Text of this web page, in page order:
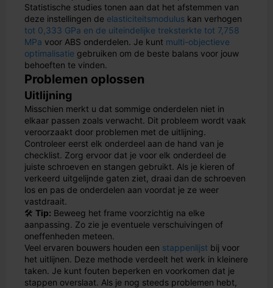
Statistische studies tonen aan dat het afstemmen van
deze instellingen de elasticiteitsmodulus kan verhogen
tot 0,333 GPa en de uiteindelijke treksterkte tot 7,758
MPa voor ABS onderdelen. Je kunt multi-objectieve
optimalisatie gebruiken om de beste balans voor jouw
behoeften te vinden.
Problemen oplossen
Uitlijning
Misschien merkt u dat sommige onderdelen niet in
elkaar passen zoals verwacht. Dit probleem wordt vaak
veroorzaakt door problemen met de uitlijning.
Controleer eerst elk onderdeel aan de hand van je
checklist. Zorg ervoor dat je voor elk onderdeel de
juiste schroeven en stangen gebruikt. Als je kieren of
verkeerd uitgelijnde gaten ziet, draai dan de schroeven
los en pas de onderdelen aan voordat je ze weer
vastdraait.
🛠️ Tip: Beweeg het frame voorzichtig na elke
aanpassing. Zo zie je eventuele verschuivingen of
oneffenheden meteen.
Veel ervaren bouwers houden een stappenlijst bij voor
het uitlijnen. Deze methode verdeelt het werk in kleinere
taken. Je kunt fouten beperken en voorkomen dat je
stappen overslaat. Als je nog steeds problemen hebt,